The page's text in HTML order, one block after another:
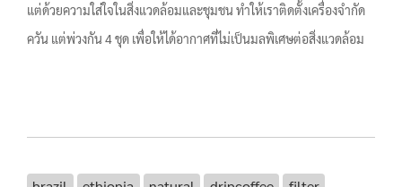
แต่ด้วยความใส่ใจในสิ่งแวดล้อมและชุมชน ทำให้เราติดตั้งเครื่องจำกัด
ควัน แต่พ่วงกัน 4 ชุด เพื่อให้ได้อากาศที่ไม่เป็นมลพิเศษต่อสิ่งแวดล้อม